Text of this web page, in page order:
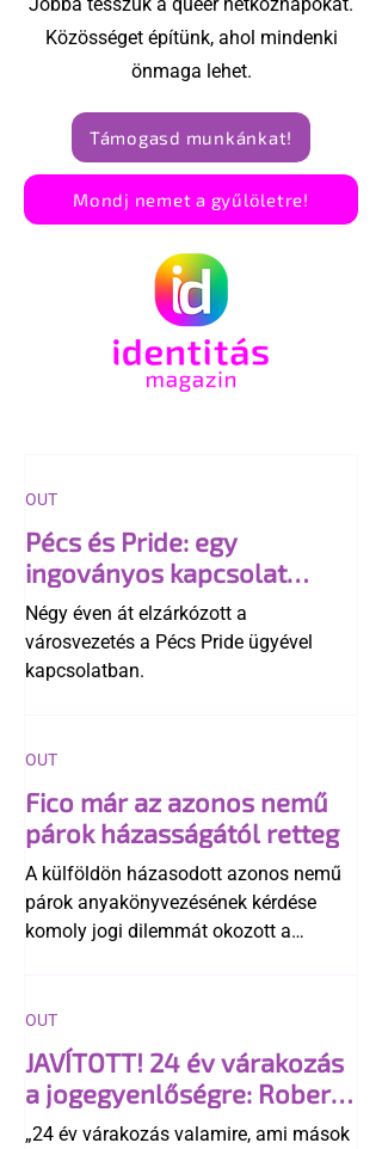
Közösséget építünk, ahol mindenki
önmaga lehet.
Támogasd munkánkat!
Mondj nemet a gyűlöletre!
Pécs és Pride: egy
ingoványos kapcsolat
története
Négy éven át elzárkózott a
városvezetés a Pécs Pride ügyével
kapcsolatban.
OUT
Fico már az azonos nemű
párok házasságától retteg
A külföldön házasodott azonos nemű
párok anyakönyvezésének kérdése
komoly jogi dilemmát okozott a
egyértelműen tiltja a házasságuk
elismerését. Közben az ellenzéken belül
is vita robbant ki arról, hogy vissza
kellene-e vonni a kormány konzervatív
alkotmánymódosítását
OUT
JAVÍTOTT! 24 év várakozás
a jogegyenlőségre: Robert
Biedroń megindító üzenete
„24 év várakozás valamire, ami mások
OUT